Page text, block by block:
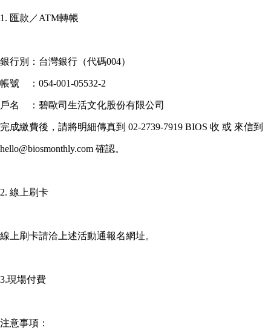
1. 匯款／ATM轉帳
銀行別：台灣銀行（代碼004）
帳號 ：054-001-05532-2
戶名 ：碧歐司生活文化股份有限公司
完成繳費後，請將明細傳真到 02-2739-7919 BIOS 收 或 來信到
hello@biosmonthly.com 確認。
2. 線上刷卡
線上刷卡請洽上述活動通報名網址。
3.現場付費
注意事項：